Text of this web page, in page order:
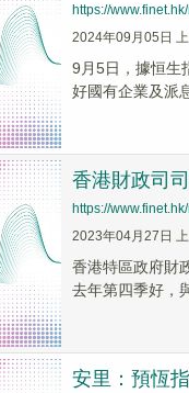
https://
2024年09月05日
9月5日，據恒生
好國有企業及派
香港財政司
https://
2023年04月27日
香港特區政府財
去年第四季好，
安里：預恆